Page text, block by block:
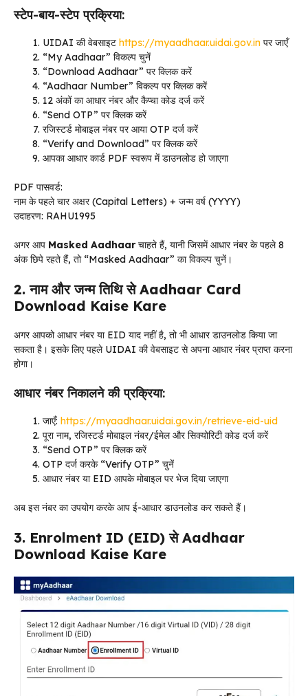
स्टेप-बाय-स्टेप प्रक्रिया:
UIDAI की वेबसाइट https://myaadhaar.uidai.gov.in पर जाएँ
“My Aadhaar” विकल्प चुनें
“Download Aadhaar” पर क्लिक करें
“Aadhaar Number” विकल्प पर क्लिक करें
12 अंकों का आधार नंबर और कैप्चा कोड दर्ज करें
“Send OTP” पर क्लिक करें
रजिस्टर्ड मोबाइल नंबर पर आया OTP दर्ज करें
“Verify and Download” पर क्लिक करें
आपका आधार कार्ड PDF स्वरूप में डाउनलोड हो जाएगा
PDF पासवर्ड:
नाम के पहले चार अक्षर (Capital Letters) + जन्म वर्ष (YYYY)
उदाहरण: RAHU1995
अगर आप Masked Aadhaarचाहते हैं, यानी जिसमें आधार नंबर के पहले 8
अंक छिपे रहते हैं, तो “Masked Aadhaar” का विकल्प चुनें।
2. नाम और जन्म तिथि से Aadhaar Card
Download Kaise Kare
अगर आपको आधार नंबर या EID याद नहीं है, तो भी आधार डाउनलोड किया जा
सकता है। इसके लिए पहले UIDAI की वेबसाइट से अपना आधार नंबर प्राप्त करना
होगा।
आधार नंबर निकालने की प्रक्रिया:
जाएँ: https://myaadhaar.uidai.gov.in/retrieve-eid-uid
पूरा नाम, रजिस्टर्ड मोबाइल नंबर/ईमेल और सिक्योरिटी कोड दर्ज करें
“Send OTP” पर क्लिक करें
OTP दर्ज करके “Verify OTP” चुनें
आधार नंबर या EID आपके मोबाइल पर भेज दिया जाएगा
अब इस नंबर का उपयोग करके आप ई-आधार डाउनलोड कर सकते हैं।
3. Enrolment ID (EID) से Aadhaar
Download Kaise Kare